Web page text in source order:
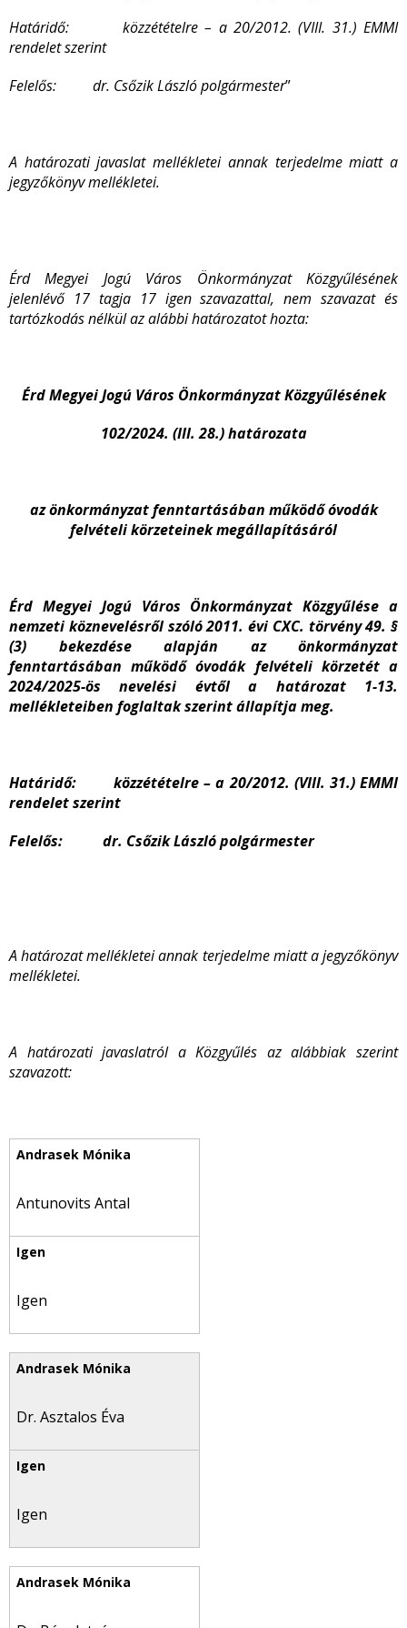
Határidő: közzétételre – a 20/2012. (VIII. 31.) EMMI
rendelet szerint
Felelős: dr. Csőzik László polgármester”
A határozati javaslat mellékletei annak terjedelme miatt a
jegyzőkönyv mellékletei.
Érd Megyei Jogú Város Önkormányzat Közgyűlésének
jelenlévő 17 tagja 17 igen szavazattal, nem szavazat és
tartózkodás nélkül az alábbi határozatot hozta:
Érd Megyei Jogú Város Önkormányzat Közgyűlésének
102/2024. (III. 28.) határozata
az önkormányzat fenntartásában működő óvodák
felvételi körzeteinek megállapításáról
Érd Megyei Jogú Város Önkormányzat Közgyűlése a
nemzeti köznevelésről szóló 2011. évi CXC. törvény 49. §
(3) bekezdése alapján az önkormányzat
fenntartásában működő óvodák felvételi körzetét a
2024/2025-ös nevelési évtől a határozat 1-13.
mellékleteiben foglaltak szerint állapítja meg.
Határidő: közzétételre – a 20/2012. (VIII. 31.) EMMI
rendelet szerint
Felelős: dr. Csőzik László polgármester
A határozat mellékletei annak terjedelme miatt a jegyzőkönyv
mellékletei.
A határozati javaslatról a Közgyűlés az alábbiak szerint
szavazott:
Antunovits Antal
Igen
Dr. Asztalos Éva
Igen